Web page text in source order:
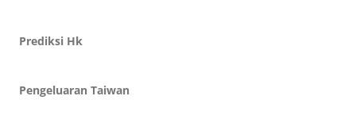
Prediksi Hk
Pengeluaran Taiwan